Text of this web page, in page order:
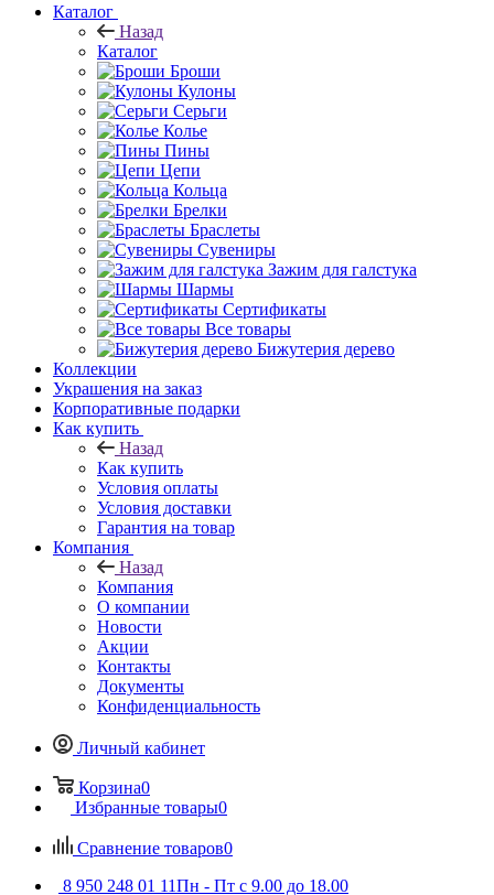
Каталог
Назад
Каталог
Броши
Кулоны
Серьги
Колье
Пины
Цепи
Кольца
Брелки
Браслеты
Сувениры
Зажим для галстука
Шармы
Сертификаты
Все товары
Бижутерия дерево
Коллекции
Украшения на заказ
Корпоративные подарки
Как купить
Назад
Как купить
Условия оплаты
Условия доставки
Гарантия на товар
Компания
Назад
Компания
О компании
Новости
Акции
Контакты
Документы
Конфиденциальность
Личный кабинет
Корзина0
Избранные товары0
Сравнение товаров0
8 950 248 01 11Пн - Пт с 9.00 до 18.00